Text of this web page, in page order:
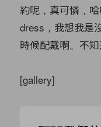
約呢，真可憐，
dress，我想我是
時候配戴啊。不
[gallery]